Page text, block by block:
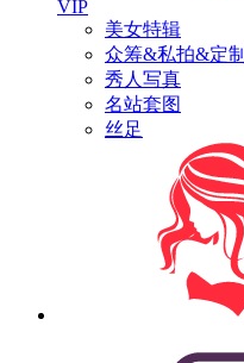
VIP
美女特辑
众筹&私拍&定制
秀人写真
名站套图
丝足